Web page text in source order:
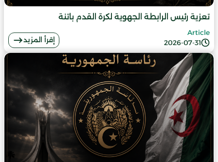
تعزية رئيس الرابطة الجهوية لكرة القدم باتنة
2026-07-31
Article
إقرأ المزيد